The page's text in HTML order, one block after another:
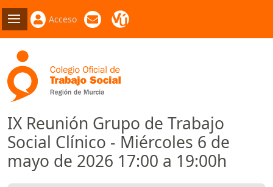
Acceso
IX Reunión Grupo de Trabajo
Social Clínico - Miércoles 6 de
mayo de 2026 17:00 a 19:00h